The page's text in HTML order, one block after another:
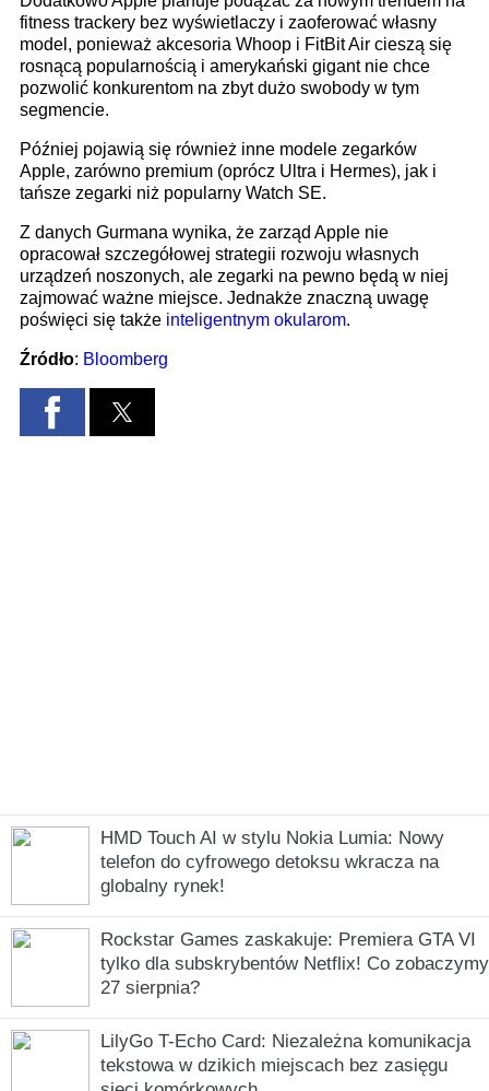
HMD Touch AI w stylu Nokia Lumia: Nowy
telefon do cyfrowego detoksu wkracza na
globalny rynek!
Rockstar Games zaskakuje: Premiera GTA VI
tylko dla subskrybentów Netflix! Co zobaczymy
27 sierpnia?
LilyGo T-Echo Card: Niezależna komunikacja
tekstowa w dzikich miejscach bez zasięgu